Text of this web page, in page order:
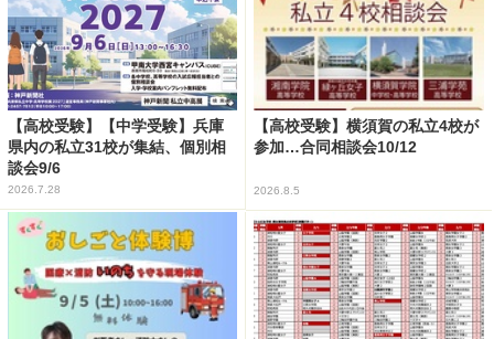
【高校受験】【中学受験】兵庫
県内の私立31校が集結、個別相
談会9/6
2026.7.28
【高校受験】横須賀の私立4校が
参加…合同相談会10/12
2026.8.5